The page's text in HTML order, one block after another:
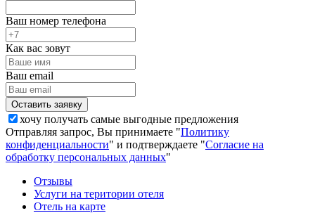
Ваш номер телефона
Как вас зовут
Ваш email
хочу получать самые выгодные предложения
Отправляя запрос, Вы принимаете "Политику
конфиденциальности" и подтверждаете "Согласие на
обработку персональных данных"
Отзывы
Услуги на територии отеля
Отель на карте